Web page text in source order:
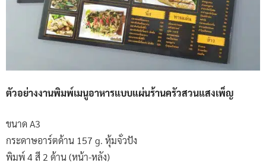
ตัวอย่างงานพิมพ์เมนูอาหารแบบแผ่นร้านครัวสวนแสงเพ็ญ
ขนาด A3
กระดาษอาร์ตด้าน 157 g. หุ้มจั่วปัง
พิมพ์ 4 สี 2 ด้าน (หน้า-หลัง)